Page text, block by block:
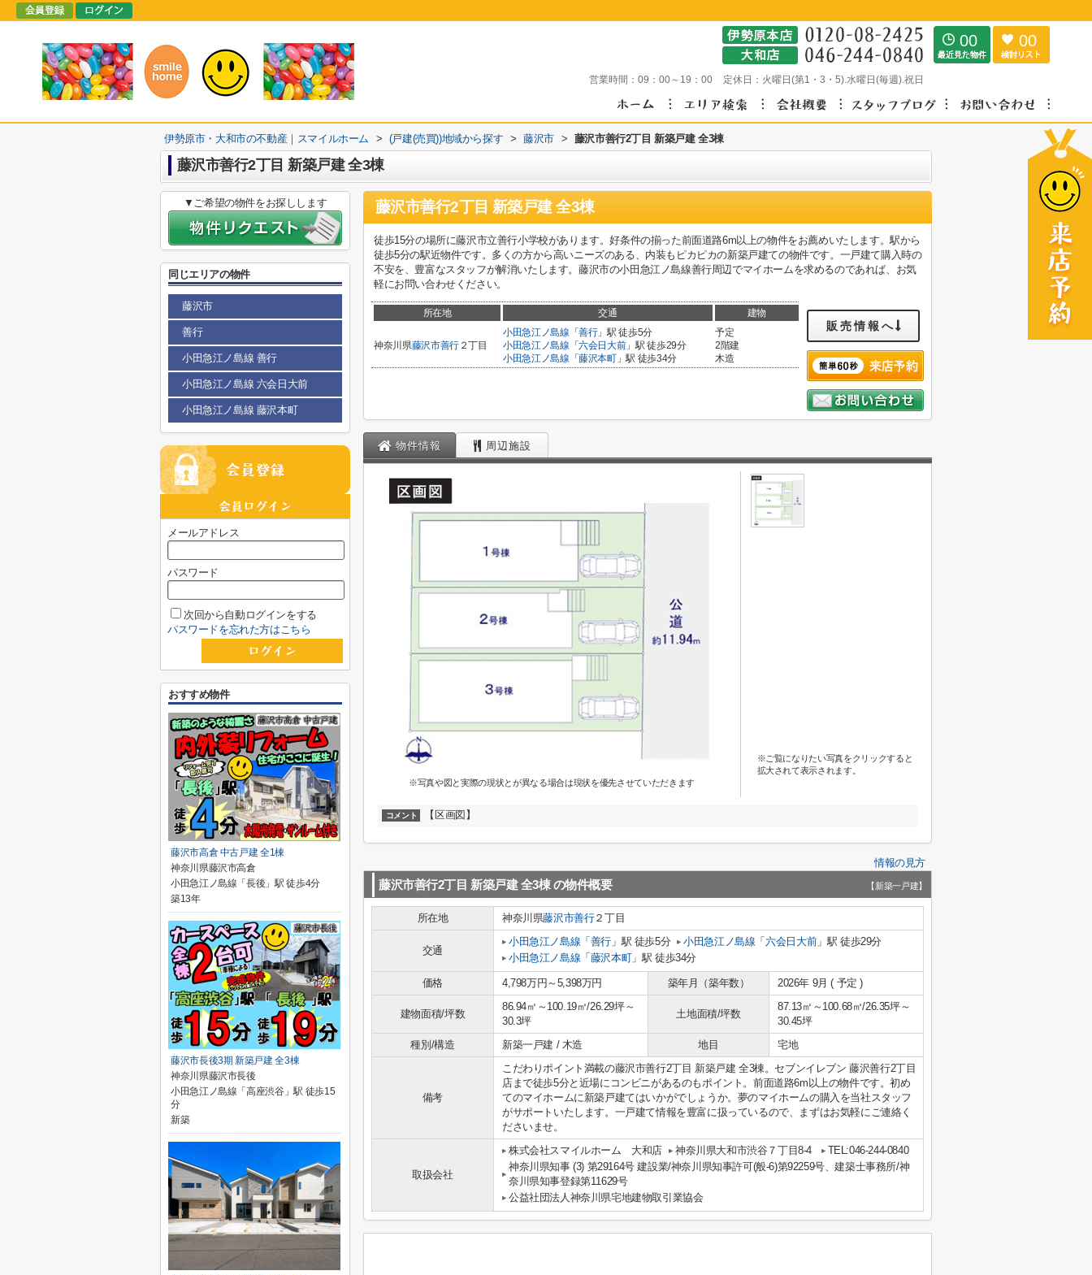
営業時間： 09：00～19：00 定休日： 火曜日(第1・3・5).水曜日(毎週).祝日
00 00
伊勢原市・大和市の不動産｜スマイルホーム > (戸建(売買))地域から探す > 藤沢市 > 藤沢市善行2丁目 新築戸建 全3棟
藤沢市善行2丁目 新築戸建 全3棟
藤沢市善行2丁目 新築戸建 全3棟
徒歩15分の場所に藤沢市立善行小学校があります。好条件の揃った前面道路6m以上の物件をお薦めいたします。駅から
徒歩5分の駅近物件です。多くの方から高いニーズのある、内装もピカピカの新築戸建ての物件です。一戸建て購入時の
不安を、豊富なスタッフが解消いたします。藤沢市の小田急江ノ島線善行周辺でマイホームを求めるのであれば、お気
軽にお問い合わせください。
所在地 交通 建物
神奈川県藤沢市善行２丁目
小田急江ノ島線 「善行」駅 徒歩5分
小田急江ノ島線 「六会日大前」駅 徒歩29分
小田急江ノ島線 「藤沢本町」駅 徒歩34分
予定
2階建
木造
販売情報へ
物件情報 周辺施設
※写真や図と実際の現状とが異なる場合は現状を優先させていただきます
※ご覧になりたい写真をクリックすると
拡大されて表示されます。
コメント 【区画図】
情報の見方
藤沢市善行2丁目 新築戸建 全3棟 の物件概要 【新築一戸建】
所在地 神奈川県藤沢市善行２丁目
交通
小田急江ノ島線 「 善行 」駅 徒歩5分 小田急江ノ島線 「六会日大前」駅 徒歩29分
小田急江ノ島線 「 藤沢本町」駅 徒歩34分
価格 4,798万円～5,398万円 築年月（築年数） 2026年 9月 ( 予定 )
建物面積/坪数
86.94㎡～100.19㎡/26.29坪～
30.3坪
土地面積/坪数
87.13㎡～100.68㎡/26.35坪～
30.45坪
種別/構造
新築一戸建 / 木造 地目 宅地
備考
こだわりポイント満載の藤沢市善行2丁目 新築戸建 全3棟。セブンイレブン 藤沢善行2丁目
店まで徒歩5分と近場にコンビニがあるのもポイント。前面道路6m以上の物件です。初め
てのマイホームに新築戸建てはいかがでしょうか。夢のマイホームの購入を当社スタッフ
がサポートいたします。一戸建て情報を豊富に扱っているので、まずはお気軽にご連絡く
ださいませ。
取扱会社
株式会社スマイルホーム 大和店 神奈川県大和市渋谷７丁目8-4
TEL:046-244-0840
神奈川県知事 (3) 第29164号 建設業/神奈川県知事許可(般-6)第92259号、建築士事務所/神
奈川県知事登録第11629号
公益社団法人神奈川県宅地建物取引業協会
▼ご希望の物件をお探しします
同じエリアの物件
藤沢市
善行
小田急江ノ島線 善行
小田急江ノ島線 六会日大前
小田急江ノ島線 藤沢本町
メールアドレス
パスワード
次回から自動ログインをする
パスワードを忘れた方はこちら
おすすめ物件
藤沢市高倉 中古戸建 全1棟
神奈川県藤沢市高倉
小田急江ノ島線「長後」駅 徒歩4分
築13年
藤沢市長後3期 新築戸建 全3棟
神奈川県藤沢市長後
小田急江ノ島線「高座渋谷」駅 徒歩15
分
新築